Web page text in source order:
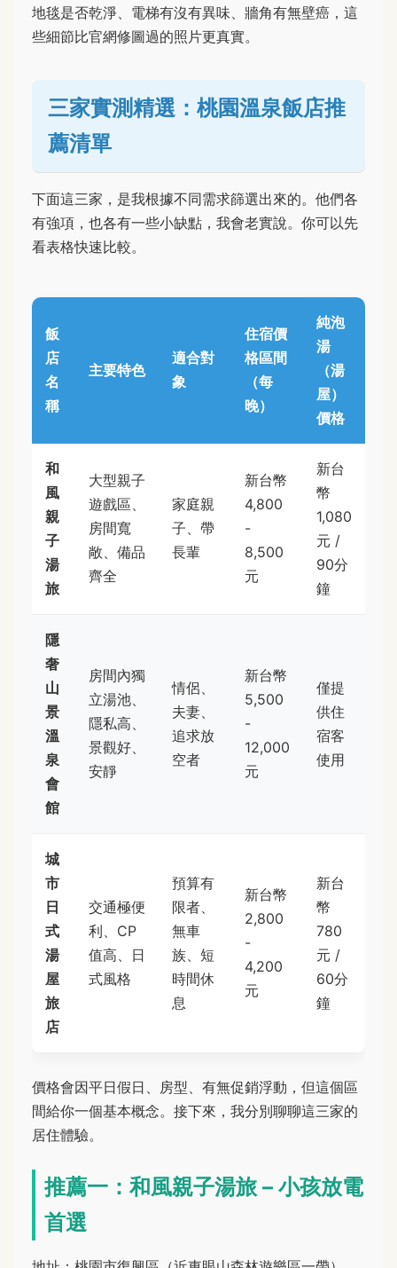
地毯是否乾淨、電梯有沒有異味、牆角有無壁癌，這
些細節比官網修圖過的照片更真實。
三家實測精選：桃園溫泉飯店推
薦清單
下面這三家，是我根據不同需求篩選出來的。他們各
有強項，也各有一些小缺點，我會老實說。你可以先
看表格快速比較。
飯
店
名
稱
主要特色
適合對
象
住宿價
格區間
（每
晚）
純泡
湯
（湯
屋）
價格
和
風
親
子
湯
旅
大型親子
遊戲區、
房間寬
敞、備品
齊全
家庭親
子、帶
長輩
新台幣
4,800
-
8,500
元
新台
幣
1,080
元 /
90分
鐘
隱
奢
山
景
溫
泉
會
館
房間內獨
立湯池、
隱私高、
景觀好、
安靜
情侶、
夫妻、
追求放
空者
新台幣
5,500
-
12,000
元
僅提
供住
宿客
使用
城
市
日
式
湯
屋
旅
店
交通極便
利、CP
值高、日
式風格
預算有
限者、
無車
族、短
時間休
息
新台幣
2,800
-
4,200
元
新台
幣
780
元 /
60分
鐘
價格會因平日假日、房型、有無促銷浮動，但這個區
間給你一個基本概念。接下來，我分別聊聊這三家的
居住體驗。
推薦一：和風親子湯旅 – 小孩放電
首選